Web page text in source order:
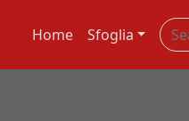
Home Sfoglia